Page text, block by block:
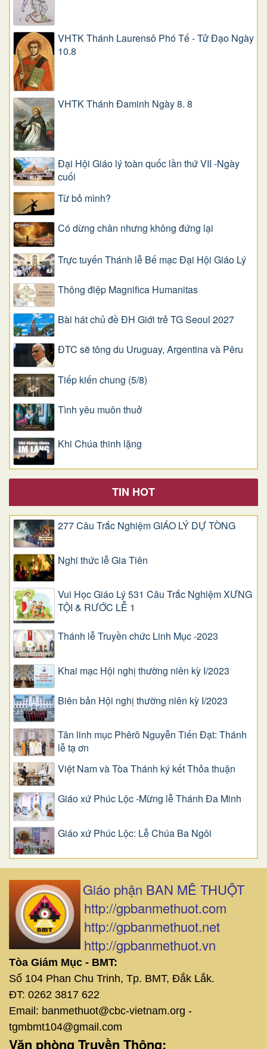
VHTK Thánh Laurensô Phó Tế - Tử Đạo Ngày
10.8
VHTK Thánh Đaminh Ngày 8. 8
Đại Hội Giáo lý toàn quốc lần thứ VII -Ngày
cuối
Từ bỏ mình?
Có dừng chân nhưng không đứng lại
Trực tuyến Thánh lễ Bế mạc Đại Hội Giáo Lý
Thông điệp Magnifica Humanitas
Bài hát chủ đề ĐH Giới trẻ TG Seoul 2027
ĐTC sẽ tông du Uruguay, Argentina và Pêru
Tiếp kiến chung (5/8)
Tình yêu muôn thuở
Khi Chúa thinh lặng
TIN HOT
277 Câu Trắc Nghiệm GIÁO LÝ DỰ TÒNG
Nghi thức lễ Gia Tiên
Vui Học Giáo Lý 531 Câu Trắc Nghiệm XƯNG
TỘI & RƯỚC LỄ 1
Thánh lễ Truyền chức Linh Mục -2023
Khai mạc Hội nghị thường niên kỳ I/2023
Biên bản Hội nghị thường niên kỳ I/2023
Tân linh mục Phêrô Nguyễn Tiến Đạt: Thánh
lễ tạ ơn
Việt Nam và Tòa Thánh ký kết Thỏa thuận
Giáo xứ Phúc Lộc -Mừng lễ Thánh Đa Minh
Giáo xứ Phúc Lộc: Lễ Chúa Ba Ngôi
Giáo phận BAN MÊ THUỘT
http://gpbanmethuot.com
http://gpbanmethuot.net
http://gpbanmethuot.vn
Tòa Giám Mục - BMT:
Số 104 Phan Chu Trinh, Tp. BMT, Đắk Lắk.
ĐT: 0262 3817 622
Email: banmethuot@cbc-vietnam.org -
tgmbmt104@gmail.com
Văn phòng Truyền Thông: